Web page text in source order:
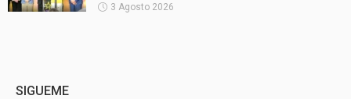
3 Agosto 2026
SIGUEME